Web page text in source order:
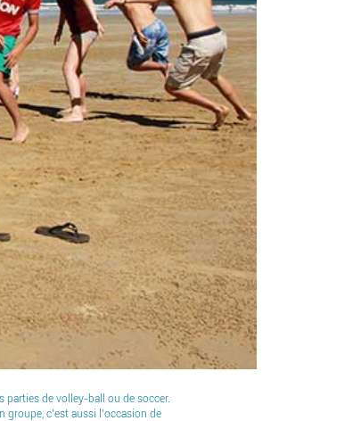
parties de volley-ball ou de soccer.
c’est aussi l’occasion de